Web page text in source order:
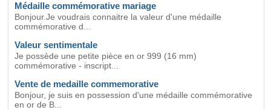
Médaille commémorative mariage
Bonjour.Je voudrais connaitre la valeur d'une médaille
commémorative d...
Valeur sentimentale
Je possède une petite pièce en or 999 (16 mm)
commémorative - inscript...
Vente de medaille commemorative
Bonjour, je suis en possession d'une médaille commémorative
en or de B...